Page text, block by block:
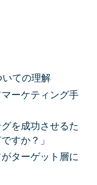
ての理解
ーケティング手
を成功させるた
すか？」
ターゲット層に